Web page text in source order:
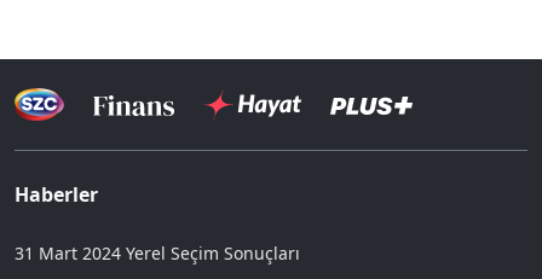
Haberler
31 Mart 2024 Yerel Seçim Sonuçları